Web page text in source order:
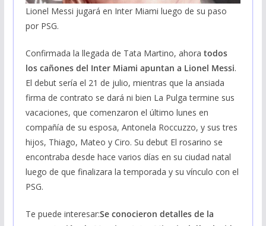
Lionel Messi jugará en Inter Miami luego de su paso
por PSG.
Confirmada la llegada de Tata Martino, ahora todos
los cañones del Inter Miami apuntan a Lionel Messi.
El debut sería el 21 de julio, mientras que la ansiada
firma de contrato se dará ni bien La Pulga termine sus
vacaciones, que comenzaron el último lunes en
compañía de su esposa, Antonela Roccuzzo, y sus tres
hijos, Thiago, Mateo y Ciro. Su debut El rosarino se
encontraba desde hace varios días en su ciudad natal
luego de que finalizara la temporada y su vínculo con el
PSG.
Te puede interesar:Se conocieron detalles de la